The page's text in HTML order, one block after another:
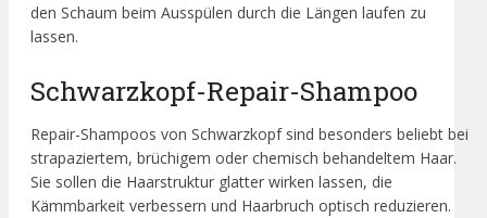
den Schaum beim Ausspülen durch die Längen laufen zu
lassen.
Schwarzkopf-Repair-Shampoo
Repair-Shampoos von Schwarzkopf sind besonders beliebt bei
strapaziertem, brüchigem oder chemisch behandeltem Haar.
Sie sollen die Haarstruktur glatter wirken lassen, die
Kämmbarkeit verbessern und Haarbruch optisch reduzieren.